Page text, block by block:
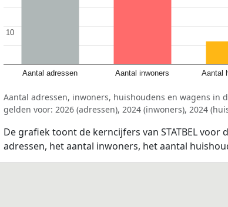
Aantal adressen Aantal inwoners Aantal
10
10
Aantal adressen, inwoners, huishoudens en wagens in
gelden voor: 2026 (adressen), 2024 (inwoners), 2024
De grafiek toont de kerncijfers van STATBEL voor
adressen, het aantal inwoners, het aantal